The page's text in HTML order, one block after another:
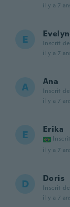
il y a 7
E Inscrit
il y a 7
A Ana
Inscrit
il y a 7
E Erika
il y a 7
D Doris
Inscrit
il y a 7